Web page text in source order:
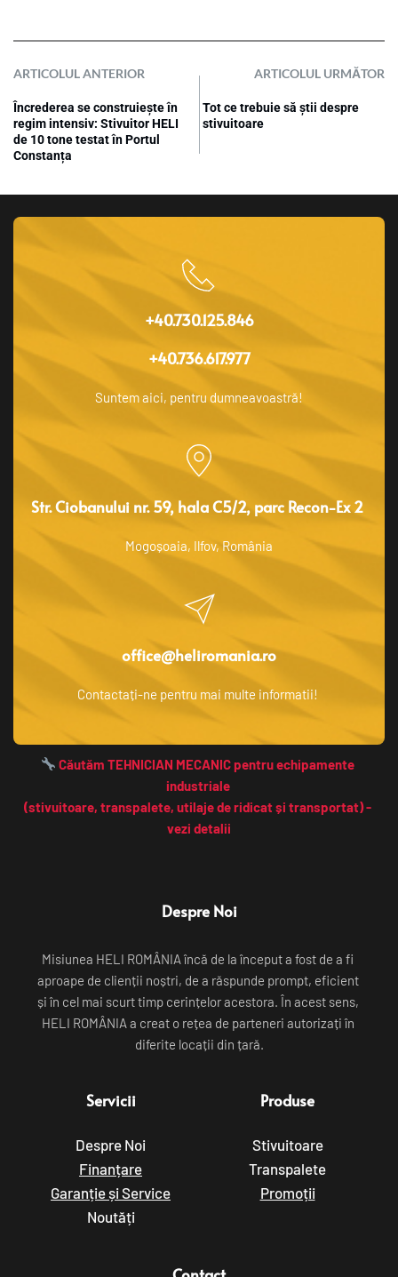
ARTICOLUL ANTERIOR ARTICOLUL URMĂTOR
Încrederea se construiește în
regim intensiv: Stivuitor HELI
de 10 tone testat în Portul
Constanța
Tot ce trebuie să știi despre
stivuitoare
+40.730.125.846
+40.736.617.977
Suntem aici, pentru dumneavoastră!
Str. Ciobanului nr. 59, hala C5/2, parc Recon-Ex 2
Mogoșoaia, Ilfov, România
office@heliromania.ro
Contactați-ne pentru mai multe informatii!
Căutăm TEHNICIAN MECANIC pentru echipamente
industriale
(stivuitoare, transpalete, utilaje de ridicat și transportat) -
vezi detalii
Despre Noi
Misiunea HELI ROMÂNIA încă de la început a fost de a fi
aproape de clienții noștri, de a răspunde prompt, eficient
și în cel mai scurt timp cerințelor acestora. În acest sens,
HELI ROMÂNIA a creat o rețea de parteneri autorizați în
diferite locații din țară.
Servicii
Despre Noi
Finanțare
Garanție și Service
Noutăți
Produse
Stivuitoare
Transpalete
Promoții